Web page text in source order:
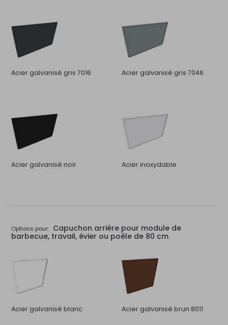
Acier galvanisé gris 7016 Acier galvanisé gris 7046
Acier galvanisé noir Acier inoxydable
Options pour: Capuchon arrière pour module de
barbecue, travail, évier ou poêle de 80 cm
Acier galvanisé blanc Acier galvanisé brun 8011